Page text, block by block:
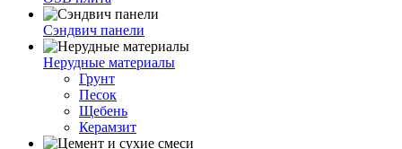
Сэндвич панели
Нерудные материалы
Грунт
Песок
Щебень
Керамзит